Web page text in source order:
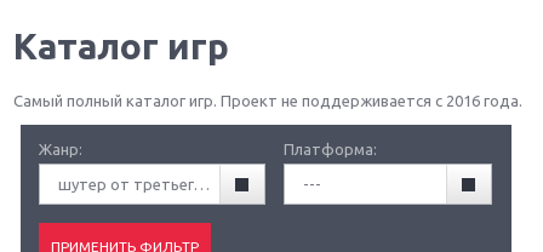
Каталог игр
Самый полный каталог игр. Проект не поддерживается с 2016 года.
Жанр:
шутер от третьего лица (TPS)
Платформа:
---